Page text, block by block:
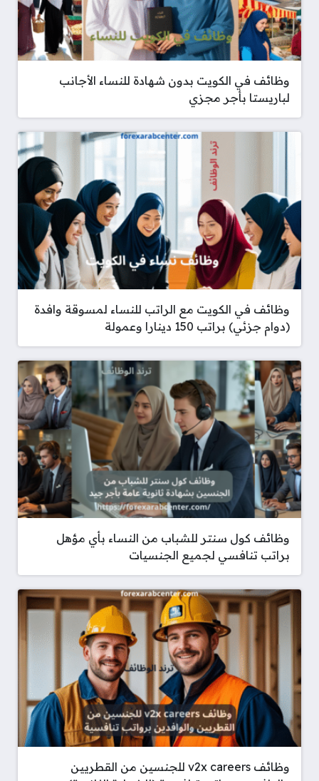
وظائف في الكويت بدون شهادة للنساء الأجانب
لباريستا بأجر مجزي
وظائف في الكويت مع الراتب للنساء لمسوقة وافدة
(دوام جزئي) براتب 150 دينارا وعمولة
وظائف كول سنتر للشباب من النساء بأي مؤهل
براتب تنافسي لجميع الجنسيات
وظائف v2x careers للجنسين من القطريين